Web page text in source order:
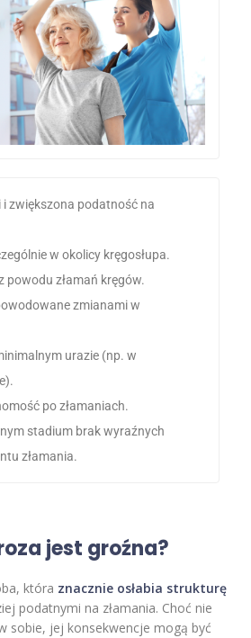
i zwiększona podatność na
w okolicy kręgosłupa.
powodu złamań kręgów.
zmianami w
urazie (np. w
po złamaniach.
stadium brak wyraźnych
złamania.
jest groźna?
która znacznie osłabia strukturę
podatnymi na złamania. Choć nie
sobie, jej konsekwencje mogą być